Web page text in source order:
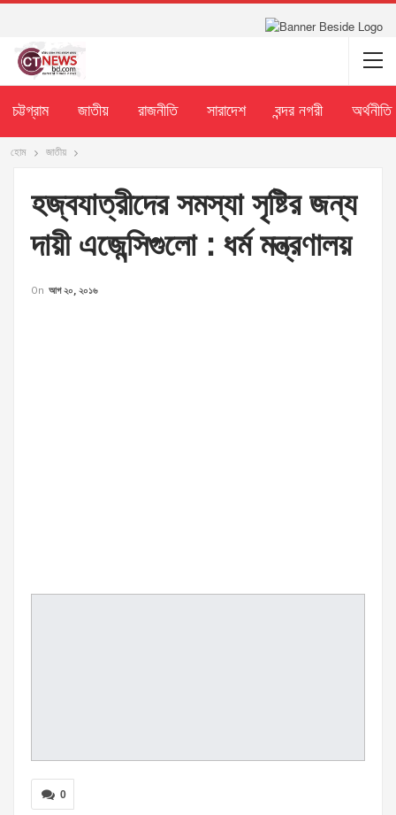
চট্টগ্রাম জাতীয় রাজনীতি সারাদেশ বন্দর নগরী অর্থনীতি
হোম জাতীয়
হজ্বযাত্রীদের সমস্যা সৃষ্টির জন্য
দায়ী এজেন্সিগুলো : ধর্ম মন্ত্রণালয়
On আগ ২০, ২০১৬
0